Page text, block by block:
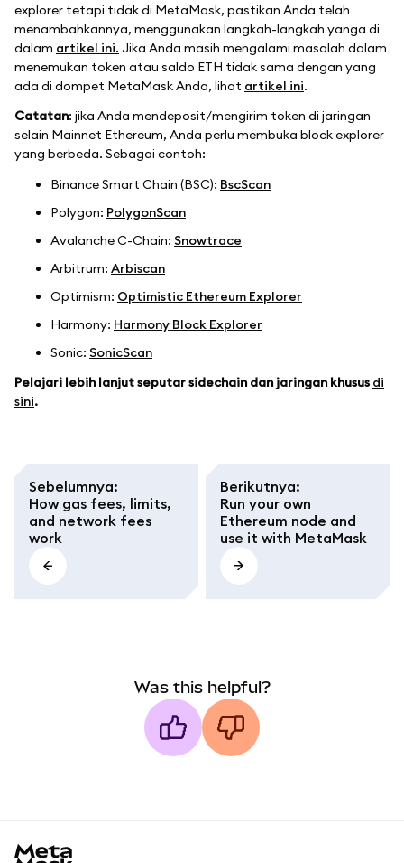
explorer tetapi tidak di MetaMask, pastikan Anda telah
menambahkannya, menggunakan langkah-langkah yanga di
dalam artikel ini. Jika Anda masih mengalami masalah dalam
menemukan token atau saldo ETH tidak sama dengan yang
ada di dompet MetaMask Anda, lihat artikel ini.
Catatan: jika Anda mendeposit/mengirim token di jaringan
selain Mainnet Ethereum, Anda perlu membuka block explorer
yang berbeda. Sebagai contoh:
Binance Smart Chain (BSC): BscScan
Polygon: PolygonScan
Avalanche C-Chain: Snowtrace
Arbitrum: Arbiscan
Optimism: Optimistic Ethereum Explorer
Harmony: Harmony Block Explorer
Sonic: SonicScan
Pelajari lebih lanjut seputar sidechain dan jaringan khusus di
sini.
Sebelumnya:
How gas fees, limits,
and network fees
work
Berikutnya:
Run your own
Ethereum node and
use it with MetaMask
Was this helpful?